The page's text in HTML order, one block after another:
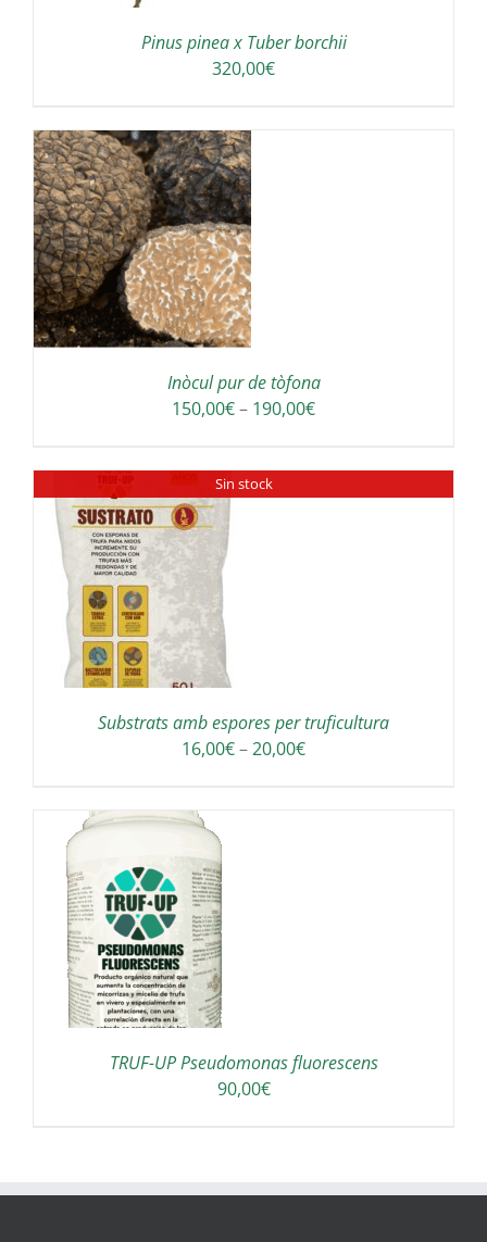
Pinus pinea x Tuber borchii
320,00€
Inòcul pur de tòfona
150,00€– 190,00€Interval
Sin stock
Substrats amb espores per truficultura
16,00€–20,00€Interval
TRUF-UP Pseudomonas fluorescens
90,00€